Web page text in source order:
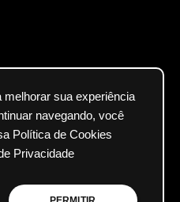
sua experiência
navegando, você
Política de Cookies
Privacidade